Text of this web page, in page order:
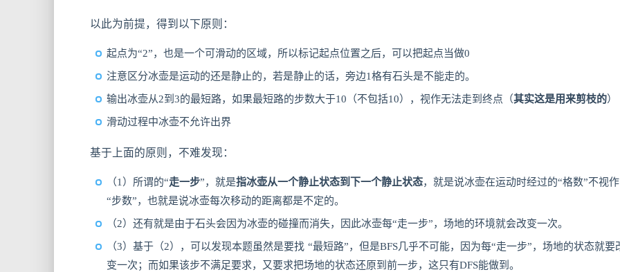
以此为前提，得到以下原则：
起点为“2”，也是一个可滑动的区域，所以标记起点位置之后，可以把起点当做0
注意区分冰壶是运动的还是静止的，若是静止的话，旁边1格有石头是不能走的。
输出冰壶从2到3的最短路，如果最短路的步数大于10（不包括10），视作无法走到终点（其实这是用来剪枝的）
滑动过程中冰壶不允许出界
基于上面的原则，不难发现：
（1）所谓的“走一步”，就是指冰壶从一个静止状态到下一个静止状态，就是说冰壶在运动时经过的“格数”不视作
“步数”，也就是说冰壶每次移动的距离都是不定的。
（2）还有就是由于石头会因为冰壶的碰撞而消失，因此冰壶每“走一步”，场地的环境就会改变一次。
（3）基于（2），可以发现本题虽然是要找 “最短路”，但是BFS几乎不可能，因为每“走一步”，场地的状态就要
变一次；而如果该步不满足要求，又要求把场地的状态还原到前一步，这只有DFS能做到。